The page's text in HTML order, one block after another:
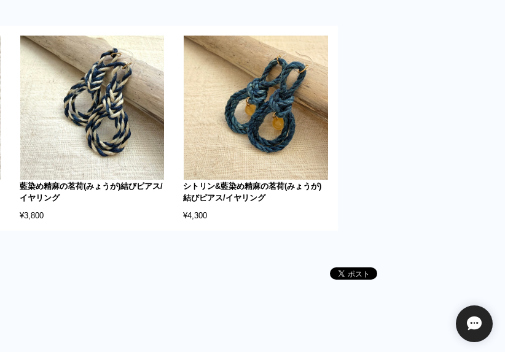
藍染め精麻の茗荷(みょうが)結びピアス/
イヤリング
¥3,800
シトリン&藍染め精麻の茗荷(みょうが)
結びピアス/イヤリング
¥4,300